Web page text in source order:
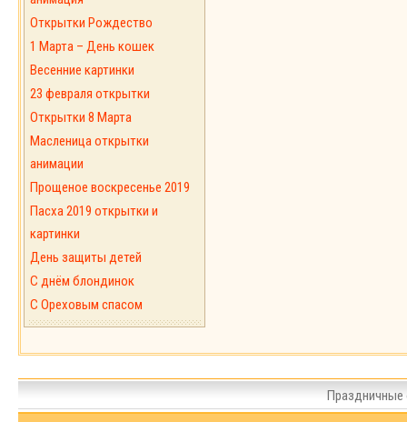
Открытки Рождество
1 Марта – День кошек
Весенние картинки
23 февраля открытки
Открытки 8 Марта
Масленица открытки
анимации
Прощеное воскресенье 2019
Пасха 2019 открытки и
картинки
День защиты детей
С днём блондинок
С Ореховым спасом